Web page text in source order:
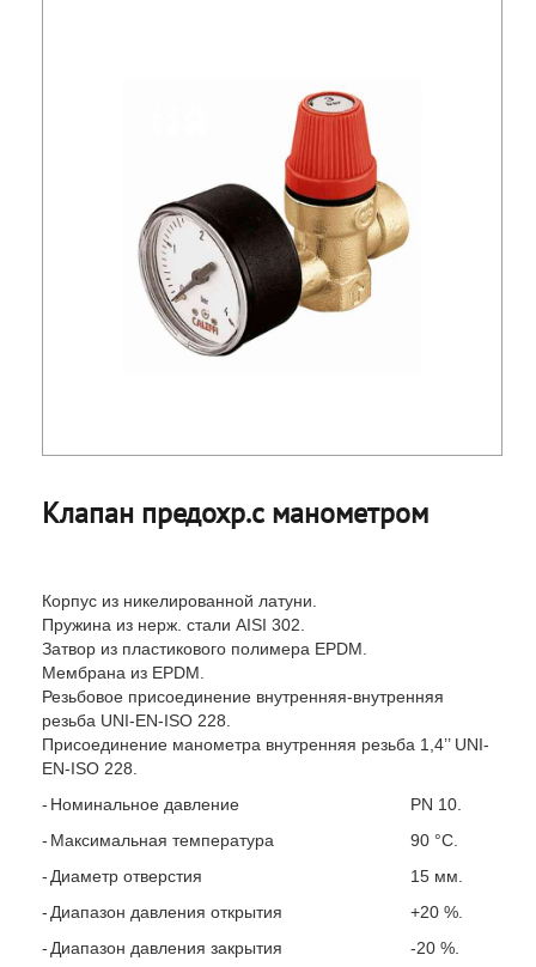
Клапан предохр.с манометром
Корпус из никелированной латуни.
Пружина из нерж. стали AISI 302.
Затвор из пластикового полимера EPDM.
Мембрана из EPDM.
Резьбовое присоединение внутренняя-внутренняя
резьба UNI-EN-ISO 228.
Присоединение манометра внутренняя резьба 1,4’’ UNI-
EN-ISO 228.
- Номинальное давление
PN 10.
- Максимальная температура
90 °C.
- Диаметр отверстия
15 мм.
- Диапазон давления открытия
+20 %.
- Диапазон давления закрытия -20 %.